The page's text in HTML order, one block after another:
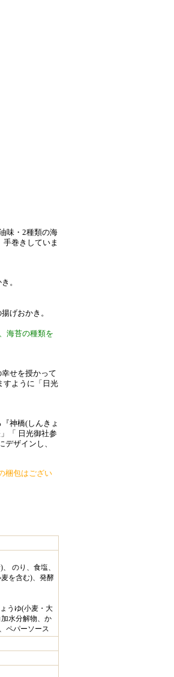
味・2種類の海
巻きしていま
。
げおかき。
海苔の種類を
せを授かって
すように「日光
神橋(しんきょ
「 日光御社参
ザインし、
梱包はござい
のり、食塩、
を含む)、発酵
うゆ(小麦・大
水分解物、か
ペパーソース